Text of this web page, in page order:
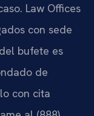
Law Offices
con sede
bufete es
de
con cita